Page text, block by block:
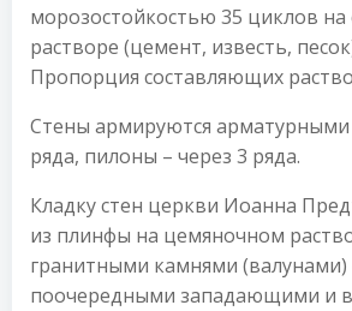
морозостойкостью 35 циклов
растворе (цемент, известь,
Пропорция составляющих
Стены армируются арматурными
ряда, пилоны – через 3 ряда.
Кладку стен церкви Иоанна
из плинфы на цемяночном
гранитными камнями (валунами)
поочередными западающими и